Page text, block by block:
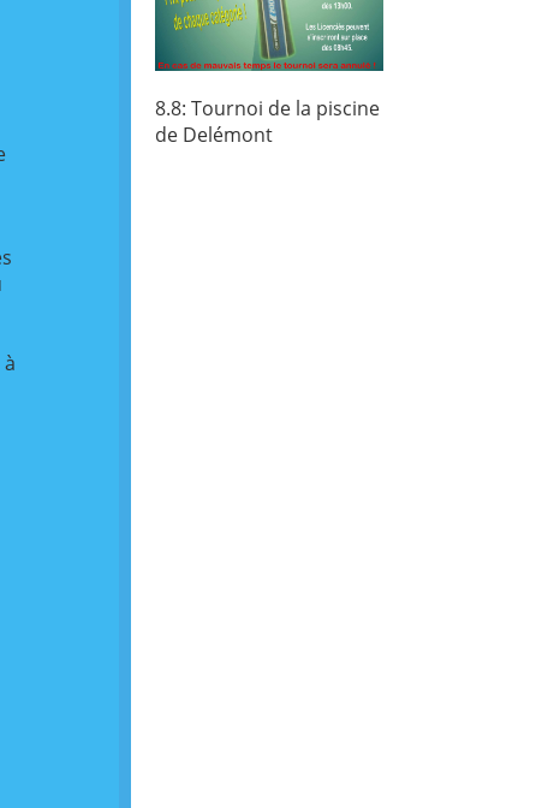
8.8: Tournoi de la piscine
de Delémont